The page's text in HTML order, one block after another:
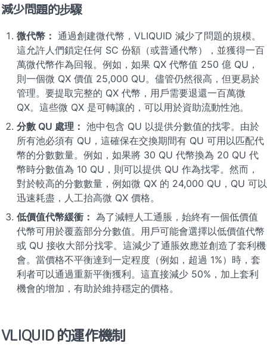
減少問題的步驟
微代幣： 通過創建微代幣，VLIQUID 減少了問題的規模。
這允許人們鎖定任何 SC 份額（或普通代幣），並獲得一百
萬微代幣作為回報。例如，如果 QX 代幣值 250 億 QU，
則一個微 QX 價值 25,000 QU。儘管仍然很高，但更易於
管理。要提取完整的 QX 代幣，用戶需要退還一百萬微
QX。這些微 QX 是可轉讓的，可以用於資助流動性池。
分數 QU 處理： 池中包含 QU 以提供分數值的找零。由於
所有池必須有 QU，這確保在交換期間有 QU 可用以匹配代
幣的分數數量。例如，如果將 30 QU 代幣換為 20 QU 代
幣時分數值為 10 QU，則可以提供 QU 作為找零。然而，
對於較高的分數數量，例如微 QX 的 24,000 QU，QU 可以
迅速耗盡，人工抬高微 QX 價格。
低價值代幣緩衝： 為了減輕人工通脹，始終有一個低價值
代幣可用於覆蓋部分分數值。用戶可能會選擇以低價值代幣
或 QU 接收大部分找零。這減少了通脹效應並創造了套利機
會。當價格不平衡達到一定程度（例如，超過 1%）時，套
利者可以通過重新平衡獲利。這直接減少 50%，加上套利
機會的增加，有助於維持穩定的價格。
VLIQUID 的運作機制